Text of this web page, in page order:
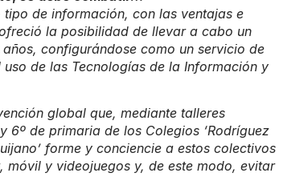
de información, con las ventajas e
la posibilidad de llevar a cabo un
configurándose como un servicio de
de las Tecnologías de la Información y
global que, mediante talleres
de primaria de los Colegios ‘Rodríguez
forme y conciencie a estos colectivos
y videojuegos y, de este modo, evitar